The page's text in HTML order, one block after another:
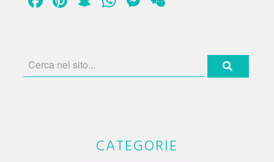
Le
scelte
prodotto
CATEGORIE